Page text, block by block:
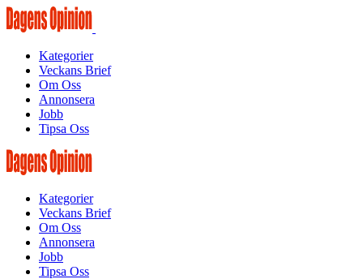
Kategorier
Veckans Brief
Om Oss
Annonsera
Jobb
Tipsa Oss
Kategorier
Veckans Brief
Om Oss
Annonsera
Jobb
Tipsa Oss